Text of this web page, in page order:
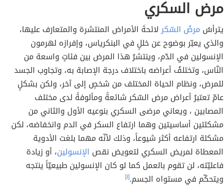
مرض السكري
يترأسُ مرضُ السّكرلائحةَ الأمراض المنتشرة والمتعارَف عليها،
والذي يعبّر بوضوح عن خللٍ في البنكرياس، وإفرازه لهرمون
الإنسولين في الدّم، وينتشرُ هذا المرض بين فئاتٍ واسعة من
النّاس، وتختلفُ أعراضه باختلاف درجة الإصابة به، وتجاوب الجسد
للمرض، ونظام الحياة المختلف من شخصٍ إلى آخر، ولكن بشكلٍ
عامّ تعتبرُ أعراض مرض السّكر شائعةً ومألوفةً لدى مختلف
المصابين ، ويعاني مرضى السكري بنوعيه الأول والثاني من
مشكلتين أساسيتين وهما ارتفاع السكر في الدم وانخفاضه، لكن
مشكلة ارتفاعه أكثر شيوعاً، وذلك لأنّه مهما بلغت الأدوية
المعطاة لمريض السكري لتعويض نقص الإنسولين، أو زيادة
فاعليّته، لن تقوم بالعمل كما لو كان الإنسولين طبيعيّاً ينتجه
ويتحكّم في مستواه الجسم.[١]